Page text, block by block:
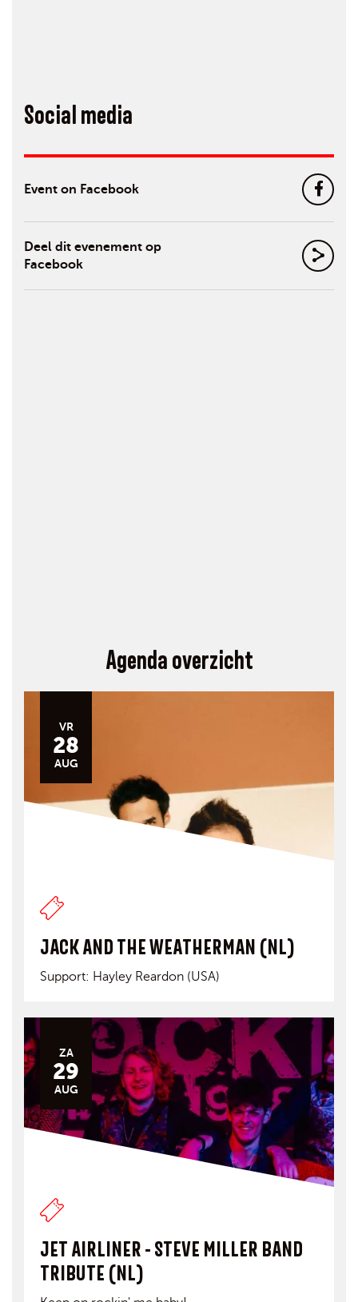
Social media
Event on Facebook
Deel dit evenement op
Facebook
Agenda overzicht
VR
28
AUG
JACK AND THE WEATHERMAN (NL)
Support: Hayley Reardon (USA)
ZA
29
AUG
JET AIRLINER - STEVE MILLER BAND
TRIBUTE (NL)